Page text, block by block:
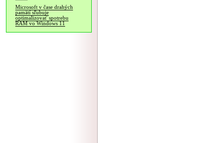
Microsoft v čase drahých
pamätí sľubuje
optimalizovať spotrebu
RAM vo Windows 11